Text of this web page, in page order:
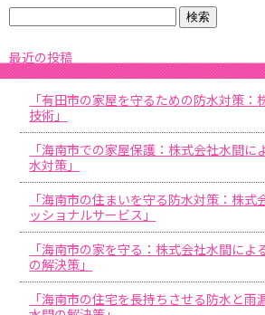
最近の投稿
「有田市の家屋を守るための防水対策
技術」
「海南市での家屋保護：株式会社水間
水対策」
「海南市の住まいを守る防水対策：株式
ッショナルサービス」
「海南市の家を守る：株式会社水間によ
の解決策」
「海南市の住宅を長持ちさせる防水と雨